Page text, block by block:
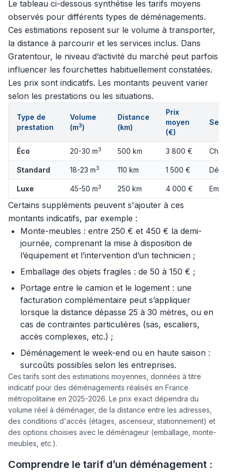
Le tableau ci-dessous synthétise les tarifs moyens
observés pour différents types de déménagements.
Ces estimations reposent sur le volume à transporter,
la distance à parcourir et les services inclus. Dans
Gratentour, le niveau d’activité du marché peut parfois
influencer les fourchettes habituellement constatées.
Les prix sont indicatifs. Les montants peuvent varier
selon les prestations ou les situations.
Type de
prestation
Volume
(m3)
Distance
(km)
Prix
moyen
(€)
Éco 20-30 m3 500 km 3 800 €
Standard 18-23 m3 110 km 1 500 €
Luxe 45-50 m3 250 km 4 000 €
Certains suppléments peuvent s'ajouter à ces
montants indicatifs, par exemple :
Monte-meubles : entre 250 € et 450 € la demi-
journée, comprenant la mise à disposition de
l’équipement et l’intervention d’un technicien ;
Emballage des objets fragiles : de 50 à 150 € ;
Portage entre le camion et le logement : une
facturation complémentaire peut s’appliquer
lorsque la distance dépasse 25 à 30 mètres, ou en
cas de contraintes particulières (sas, escaliers,
accès complexes, etc.) ;
Déménagement le week-end ou en haute saison :
surcoûts possibles selon les entreprises.
Ces tarifs sont des estimations moyennes, données à titre
indicatif pour des déménagements réalisés en France
métropolitaine en 2025-2026. Le prix exact dépendra du
volume réel à déménager, de la distance entre les adresses,
des conditions d'accés (étages, ascenseur, stationnement) et
des options choisies avec le déménageur (emballage, monte-
meubles, etc.).
Comprendre le tarif d’un déménagement :